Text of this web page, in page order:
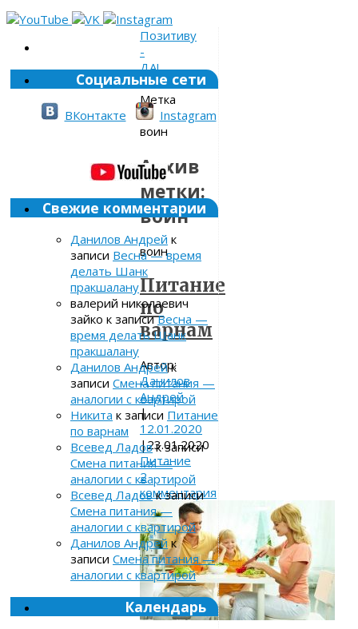
Позитиву
-
ДА!
»
Метка
»
воин
Архив
метки:
воин
воин
Питание
по
варнам
Автор:
Данилов
Андрей
|
12.01.2020
|23.01.2020
Питание
2
комментария
Социальные сети
ВКонтакте Instagram
Свежие комментарии
Данилов Андрей к
записи Весна — время
делать Шанк
пракшалану
валерий николаевич
зайко к записиВесна —
время делать Шанк
пракшалану
Данилов Андрейк
записи Смена питания —
аналогии с квартирой
Никита к записи Питание
по варнам
Всевед Ладовк записи
Смена питания —
аналогии с квартирой
Всевед Ладовк записи
Смена питания —
аналогии с квартирой
Данилов Андрейк
записи Смена питания —
аналогии с квартирой
Календарь